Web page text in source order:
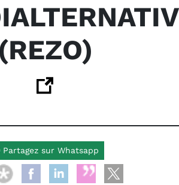
(REZO)
Partagez sur Whatsapp